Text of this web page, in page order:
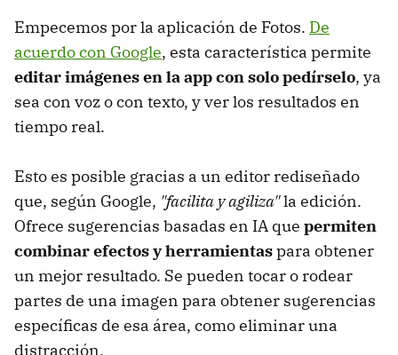
Empecemos por la aplicación de Fotos. De
acuerdo con Google, esta característica permite
editar imágenes en la app con solo pedírselo, ya
sea con voz o con texto, y ver los resultados en
tiempo real.
Esto es posible gracias a un editor rediseñado
que, según Google, "facilita y agiliza"la edición.
Ofrece sugerencias basadas en IA que permiten
combinar efectos y herramientaspara obtener
un mejor resultado. Se pueden tocar o rodear
partes de una imagen para obtener sugerencias
específicas de esa área, como eliminar una
distracción.